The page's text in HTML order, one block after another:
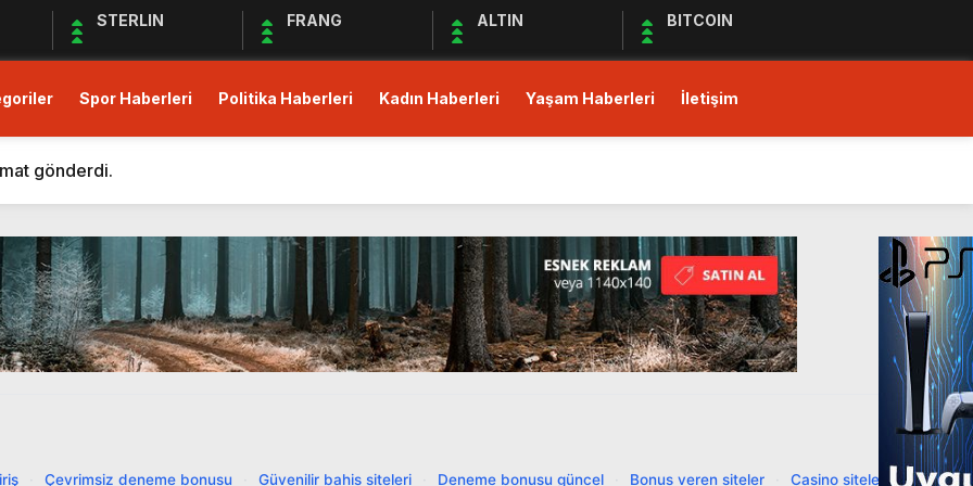
STERLIN FRANG ALTIN BITCOIN
Spor Haberleri Politika Haberleri Kadın Haberleri Yaşam Haberleri İletişim
Eden Bergüzar Korel, Dayanışmanın Önemine Vurgu Yaptı!
kısıtlı!
gönderdi.
Deprem Bölgesindeki Yardım Çalışmalarına Devam Ediyor
Devam Ediyor
Birliği Sağlanamadı, Piyasalar Tedirgin
Yağış, Trafiği Durma Noktasına Getirdi
Açık Mikrofon’a Konuk Olacak
Öncesi Erişimi Engelledi
Çevrimsiz deneme bonusu Güvenilir bahis siteleri Deneme bonusu güncel Bonus veren siteler Casino siteleri
·